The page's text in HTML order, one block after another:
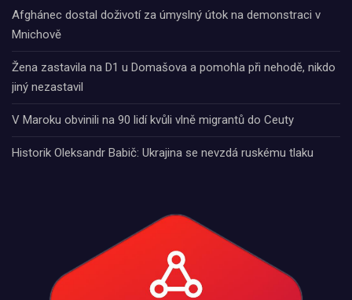
Afghánec dostal doživotí za úmyslný útok na demonstraci v
Mnichově
Žena zastavila na D1 u Domašova a pomohla při nehodě, nikdo
jiný nezastavil
V Maroku obvinili na 90 lidí kvůli vlně migrantů do Ceuty
Historik Oleksandr Babič: Ukrajina se nevzdá ruskému tlaku